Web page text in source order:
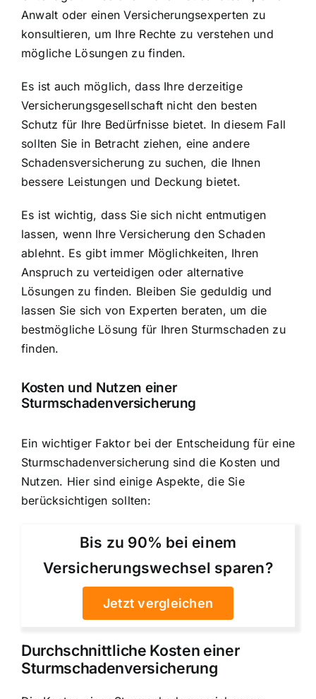
Anwalt oder einen Versicherungsexperten zu
konsultieren, um Ihre Rechte zu verstehen und
mögliche Lösungen zu finden.
Es ist auch möglich, dass Ihre derzeitige
Versicherungsgesellschaft nicht den besten
Schutz für Ihre Bedürfnisse bietet. In diesem Fall
sollten Sie in Betracht ziehen, eine andere
Schadensversicherung zu suchen, die Ihnen
bessere Leistungen und Deckung bietet.
Es ist wichtig, dass Sie sich nicht entmutigen
lassen, wenn Ihre Versicherung den Schaden
ablehnt. Es gibt immer Möglichkeiten, Ihren
Anspruch zu verteidigen oder alternative
Lösungen zu finden. Bleiben Sie geduldig und
lassen Sie sich von Experten beraten, um die
bestmögliche Lösung für Ihren Sturmschaden zu
finden.
Kosten und Nutzen einer
Sturmschadenversicherung
Ein wichtiger Faktor bei der Entscheidung für eine
Sturmschadenversicherung sind die Kosten und
Nutzen. Hier sind einige Aspekte, die Sie
berücksichtigen sollten:
Bis zu 90% bei einem
Versicherungswechsel sparen?
Jetzt vergleichen
Durchschnittliche Kosten einer
Sturmschadenversicherung